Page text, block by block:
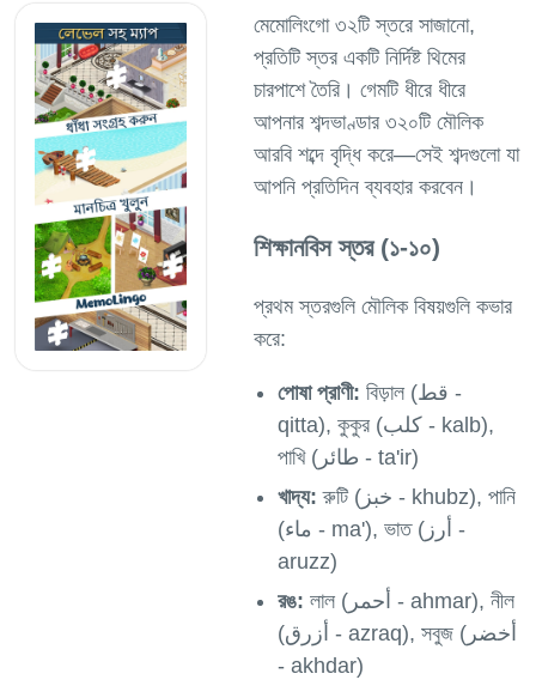
মেমোলিংগো ৩২টি স্তরে সাজানো,
প্রতিটি স্তর একটি নির্দিষ্ট থিমের
চারপাশে তৈরি। গেমটি ধীরে ধীরে
আপনার শব্দভাণ্ডার ৩২০টি মৌলিক
আরবি শব্দে বৃদ্ধি করে—সেই শব্দগুলো যা
শিক্ষানবিস স্তর (১-১০)
প্রথম স্তরগুলি মৌলিক বিষয়গুলি কভার
করে:
পোষা প্রাণী: বিড়াল (قط -
qitta), কুকুর (كلب - kalb),
পাখি (طائر - ta'ir)
খাদ্য: রুটি (خبز - khubz), পানি
(ماء - ma'), ভাত (أرز -
aruzz)
রঙ: লাল (أحمر - ahmar), নীল
(أزرق - azraq), সবুজ (أخضر
- akhdar)